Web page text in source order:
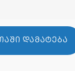
ᲓᲐᲛᲐᲢᲔᲑᲐ